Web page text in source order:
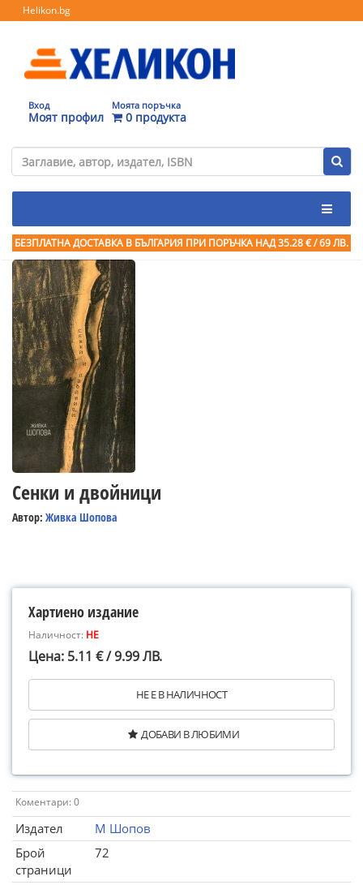
Helikon.bg
Вход
Моят профил
Моята поръчка
0 продукта
БЕЗПЛАТНА ДОСТАВКА В БЪЛГАРИЯ ПРИ ПОРЪЧКА НАД 35.28 € / 69 ЛВ.
Сенки и двойници
Автор: Живка Шопова
Хартиено издание
Наличност: НЕ
Цена: 5.11 € / 9.99 ЛВ.
НЕ Е В НАЛИЧНОСТ
ДОБАВИ В ЛЮБИМИ
Коментари: 0
Издател
М Шопов
Брой
страници
72